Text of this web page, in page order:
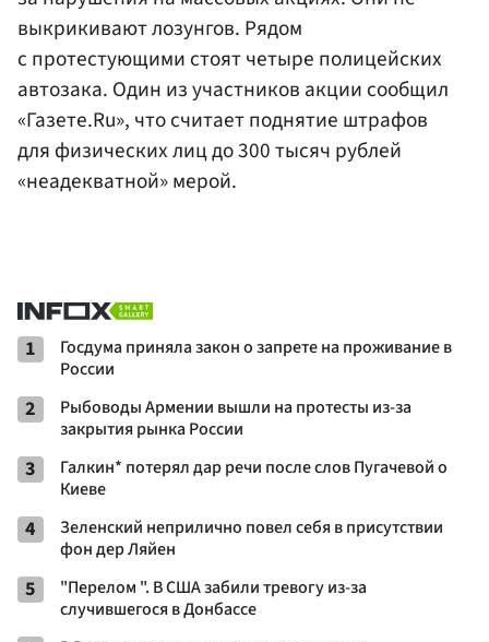
выкрикивают лозунгов. Рядом
с протестующими стоят четыре полицейских
автозака. Один из участников акции сообщил
«Газете.Ru», что считает поднятие штрафов
для физических лиц до 300 тысяч рублей
«неадекватной» мерой.
1
Госдума приняла закон о запрете на проживание в
России
2
Рыбоводы Армении вышли на протесты из-за
закрытия рынка России
3
Галкин* потерял дар речи после слов Пугачевой о
Киеве
4
Зеленский неприлично повел cебя в присутствии
фон дер Ляйен
5
"Перелом ". В США забили тревогу из-за
случившегося в Донбассе